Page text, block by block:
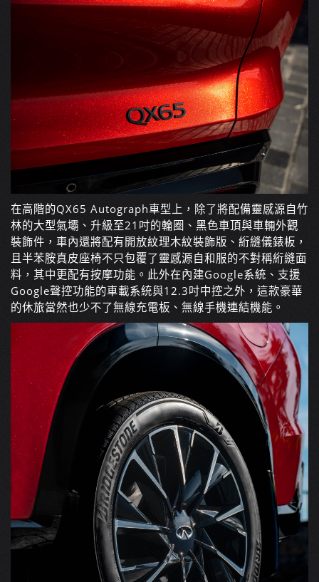
在高階的QX65 Autograph車型上，除了將配備靈感源自竹
林的大型氣壩、升級至21吋的輪圈、黑色車頂與車輛外觀
裝飾件，車內還將配有開放紋理木紋裝飾版、絎縫儀錶板，
且半苯胺真皮座椅不只包覆了靈感源自和服的不對稱絎縫面
料，其中更配有按摩功能。此外在內建Google系統、支援
Google聲控功能的車載系統與12.3吋中控之外，這款豪華
的休旅當然也少不了無線充電板、無線手機連結機能。